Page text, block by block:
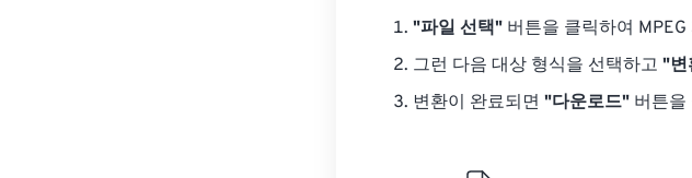
"파일 선택" 버튼을 클릭하여
그런 다음 대상 형식을 선택하고 "변
변환이 완료되면 "다운로드" 버튼을